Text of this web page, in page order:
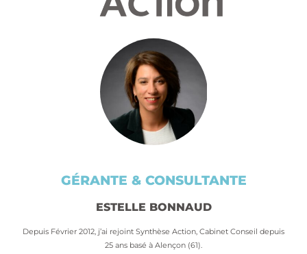
GÉRANTE & CONSULTANTE
ESTELLE BONNAUD
Depuis Février 2012, j’ai rejoint Synthèse Action, Cabinet Conseil depuis
25 ans basé à Alençon (61).